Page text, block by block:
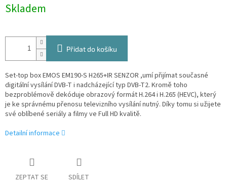
cena:
Skladem
Přidat do košíku
Set-top box EMOS EM190-S H265+IR SENZOR ,umí přijímat současné
digitální vysílání DVB-T i nadcházející typ DVB-T2. Kromě toho
bezproblémově dekóduje obrazový formát H.264 i H.265 (HEVC), který
je ke správnému přenosu televizního vysílání nutný. Díky tomu si užijete
své oblíbené seriály a filmy ve Full HD kvalitě.
Detailní informace
ZEPTAT SE SDÍLET